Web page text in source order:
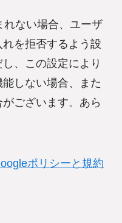
れない場合、ユーザ
を拒否するよう設
、この設定により
しない場合、また
ございます。あら
ポリシーと規約